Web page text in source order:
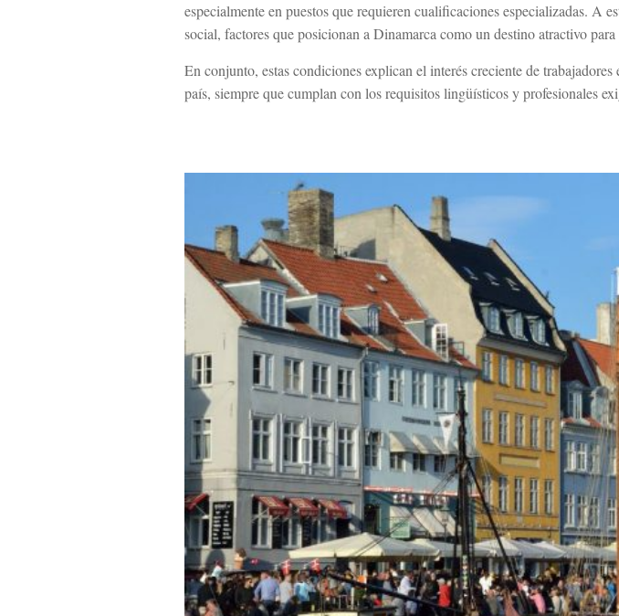
especialmente en puestos que requieren cualificaciones especializadas. A
social, factores que posicionan a Dinamarca como un destino atractivo
En conjunto, estas condiciones explican el interés creciente de
país, siempre que cumplan con los requisitos lingüísticos y profesionales